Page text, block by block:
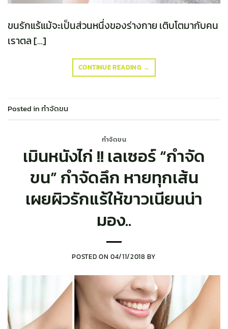
ขนรักแร้แม้จะเป็นส่วนหนึ่งของร่างกาย เติบโตมากับคน
เราตล […]
CONTINUE READING →
Posted inกำจัดขน
กำจัดขน
เมินหนังไก่ !! เลเซอร์ “กำจัด
ขน” กำจัดลึก หายทุกเส้น
เผยผิวรักแร้ให้ขาวเนียนน่า
มอง..
POSTED ON 04/11/2018 BY